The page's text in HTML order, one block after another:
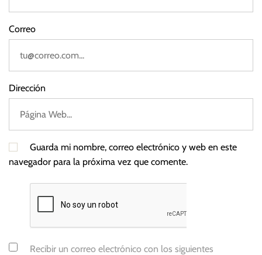
Correo
Dirección
Guarda mi nombre, correo electrónico y web en este
navegador para la próxima vez que comente.
Recibir un correo electrónico con los siguientes